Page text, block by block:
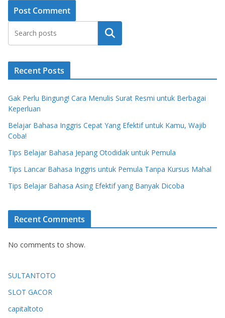
Search
Recent Posts
Gak Perlu Bingung! Cara Menulis Surat Resmi untuk Berbagai
Keperluan
Belajar Bahasa Inggris Cepat Yang Efektif untuk Kamu, Wajib
Coba!
Tips Belajar Bahasa Jepang Otodidak untuk Pemula
Tips Lancar Bahasa Inggris untuk Pemula Tanpa Kursus Mahal
Tips Belajar Bahasa Asing Efektif yang Banyak Dicoba
Recent Comments
No comments to show.
SULTANTOTO
SLOT GACOR
capitaltoto